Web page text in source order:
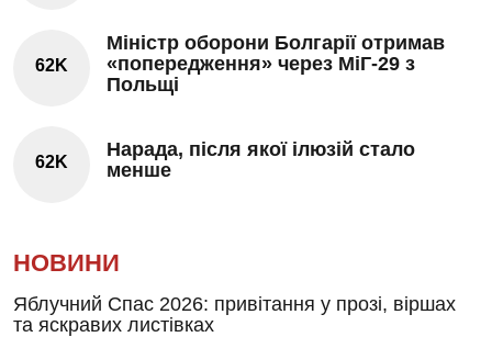
62K
Міністр оборони Болгарії отримав
«попередження» через МіГ-29 з
Польщі
62K
Нарада, після якої ілюзій стало
менше
НОВИНИ
Яблучний Спас 2026: привітання у прозі, віршах
та яскравих листівках